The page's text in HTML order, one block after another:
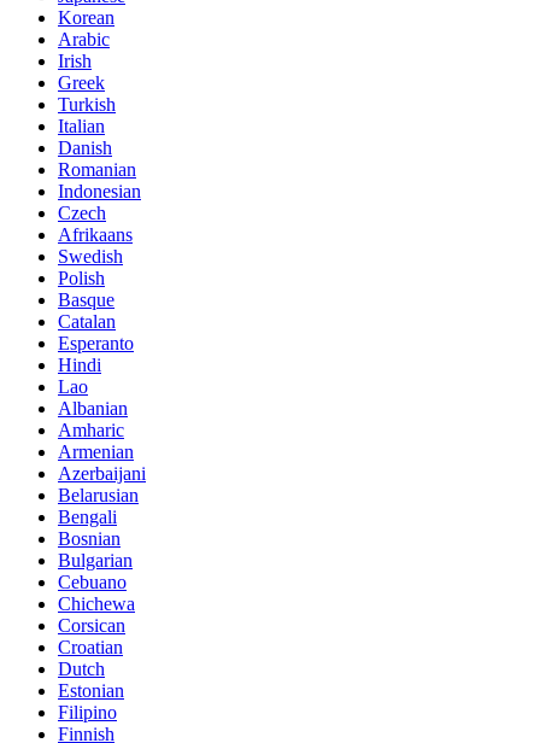
Korean
Arabic
Irish
Greek
Turkish
Italian
Danish
Romanian
Indonesian
Czech
Afrikaans
Swedish
Polish
Basque
Catalan
Esperanto
Hindi
Lao
Albanian
Amharic
Armenian
Azerbaijani
Belarusian
Bengali
Bosnian
Bulgarian
Cebuano
Chichewa
Corsican
Croatian
Dutch
Estonian
Filipino
Finnish